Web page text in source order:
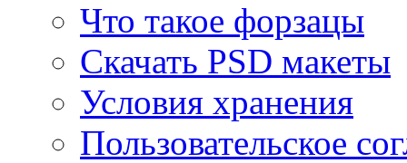
Что такое форзацы
Скачать PSD макеты
Условия хранения
Пользовательское